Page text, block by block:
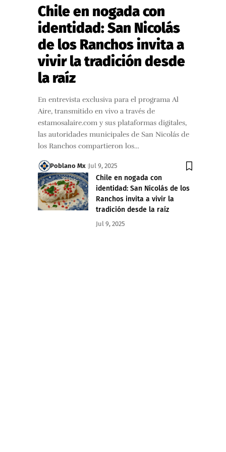
Chile en nogada con
identidad: San Nicolás
de los Ranchos invita a
vivir la tradición desde
la raíz
En entrevista exclusiva para el programa Al
Aire, transmitido en vivo a través de
estamosalaire.com y sus plataformas digitales,
las autoridades municipales de San Nicolás de
los Ranchos compartieron los…
Poblano Mx Jul 9, 2025
Chile en nogada con
identidad: San Nicolás de los
Ranchos invita a vivir la
tradición desde la raíz
Jul 9, 2025